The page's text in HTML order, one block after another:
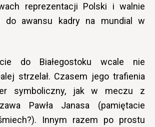
reprezentacji Polski i walnie
do awansu kadry na mundial w
do Białegostoku wcale nie
strzelał. Czasem jego trafienia
symboliczny, jak w meczu z
Pawła Janasa (pamiętacie
Innym razem po prostu